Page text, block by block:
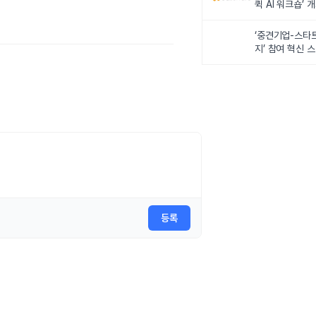
등록
퀵 AI 워크숍’
‘중견기업-스타
지’ 참여 혁신